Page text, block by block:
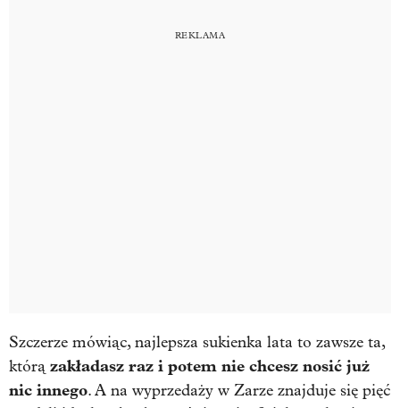
Szczerze mówiąc, najlepsza sukienka lata to zawsze ta,
którą zakładasz raz i potem nie chcesz nosić już
nic innego. A na wyprzedaży w Zarze znajduje się pięć